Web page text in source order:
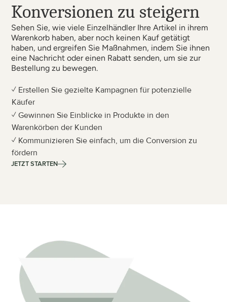
Konversionen zu steigern
Sehen Sie, wie viele Einzelhändler Ihre Artikel in ihrem
Warenkorb haben, aber noch keinen Kauf getätigt
haben, und ergreifen Sie Maßnahmen, indem Sie ihnen
eine Nachricht oder einen Rabatt senden, um sie zur
Bestellung zu bewegen.
✓ Erstellen Sie gezielte Kampagnen für potenzielle
Käufer
✓ Gewinnen Sie Einblicke in Produkte in den
Warenkörben der Kunden
✓ Kommunizieren Sie einfach, um die Conversion zu
fördern
JETZT STARTEN